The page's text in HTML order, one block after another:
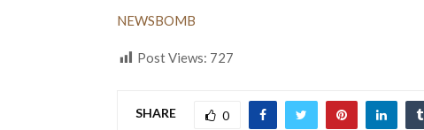
NEWSBOMB
Post Views: 727
SHARE 0